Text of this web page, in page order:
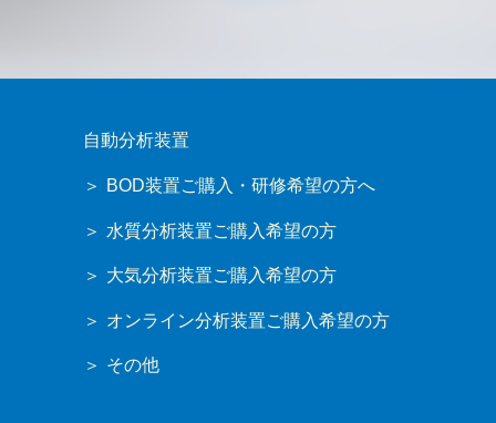
自動分析装置
BOD装置ご購入・研修希望の方へ
水質分析装置ご購入希望の方
大気分析装置ご購入希望の方
オンライン分析装置ご購入希望の方
その他